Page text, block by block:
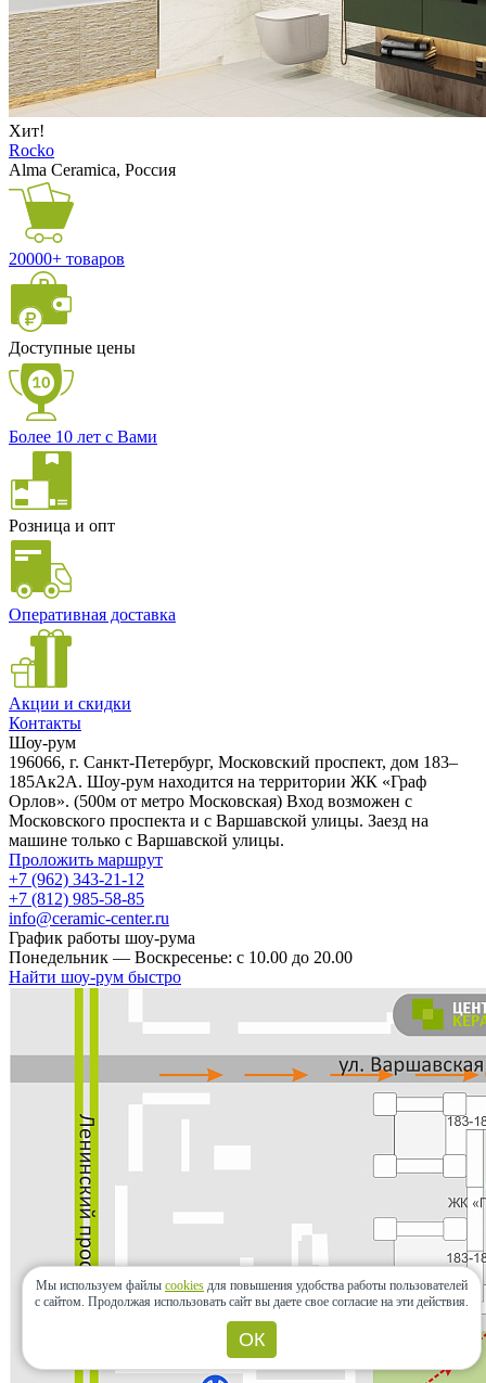
Хит!
Rocko
Alma Ceramica, Россия
20000+ товаров
Доступные цены
Более 10 лет с Вами
Розница и опт
Оперативная доставка
Акции и скидки
Контакты
Шоу-рум
196066, г. Санкт-Петербург, Московский проспект, дом 183–
185Ак2А. Шоу-рум находится на территории ЖК «Граф
Орлов». (500м от метро Московская) Вход возможен с
Московского проспекта и с Варшавской улицы. Заезд на
машине только с Варшавской улицы.
Проложить маршрут
+7 (962) 343-21-12
+7 (812) 985-58-85
info@ceramic-center.ru
График работы шоу-рума
Понедельник — Воскресенье: с 10.00 до 20.00
Найти шоу-рум быстро
Мы используем файлы cookies для повышения удобства работы пользователей
с сайтом. Продолжая использовать сайт вы даете свое согласие на эти действия.
ОК